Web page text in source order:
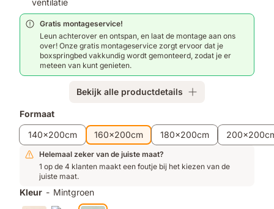
matras
met
NanoCarbon-
Box
met
pocketveren
lattenbodem:
maximale
ventilatie
Gratis montageservice!
Leun achterover en ontspan, en laat de montage aan ons
over! Onze gratis montageservice zorgt ervoor dat je
boxspringbed vakkundig wordt gemonteerd, zodat je er
meteen van kunt genieten.
Bekijk alle productdetails
Extra
producten
Formaat
140x200cm
160x200cm 180x200cm
Helemaal zeker van de juiste maat?
1 op de 4 klanten maakt een foutje bij het kiezen van de
juiste maat.
Kleur - Mintgroen